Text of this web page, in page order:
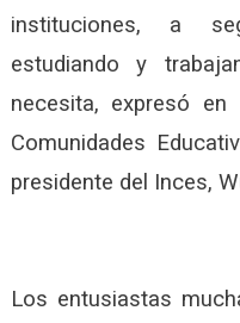
instituciones, a
estudiando y
necesita, expresó
Comunidades
presidente del Inces,
Los entusiastas